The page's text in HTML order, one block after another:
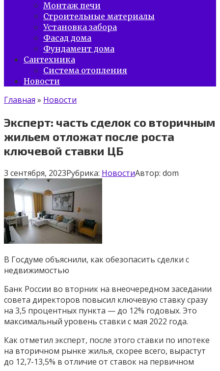
Монтаж печи
Строительные материалы
Установка забора
Фасад дома
Фундамент дома
Сантехника
Система отопления
Новости
Главная » Новости
Эксперт: часть сделок со вторичным
жильем отложат после роста
ключевой ставки ЦБ
3 сентября, 2023Рубрика: НовостиАвтор: dom
В Госдуме объяснили, как обезопасить сделки с
недвижимостью
Банк России во вторник на внеочередном заседании
совета директоров повысил ключевую ставку сразу
на 3,5 процентных пункта — до 12% годовых. Это
максимальный уровень ставки с мая 2022 года.
Как отметил эксперт, после этого ставки по ипотеке
на вторичном рынке жилья, скорее всего, вырастут
до 12,7-13,5% в отличие от ставок на первичном